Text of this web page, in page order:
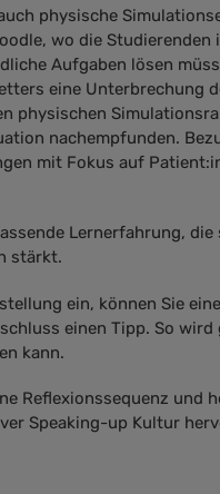
physische
wo die Studierenden
Aufgaben lösen
eine Unterbrechung
physischen
nachempfunden.
mit Fokus auf
Lernerfahrung,
stärkt.
ein, können Sie
einen Tipp. So
kann.
Reflexionssequenz und
Speaking-up Kultur